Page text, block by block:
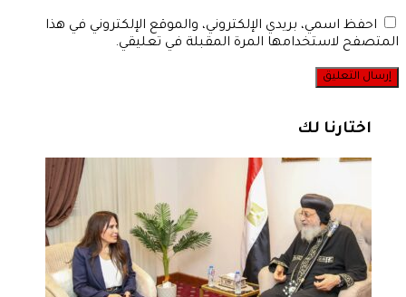
احفظ اسمي، بريدي الإلكتروني، والموقع الإلكتروني في هذا
المتصفح لاستخدامها المرة المقبلة في تعليقي.
اختارنا لك